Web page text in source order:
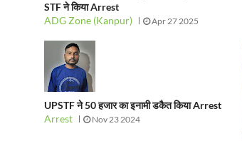
STF ने किया Arrest
ADG Zone (Kanpur)
Apr 27 2025
UPSTF ने 50 हजार का इनामी डकैत किया Arrest
Arrest
Nov 23 2024